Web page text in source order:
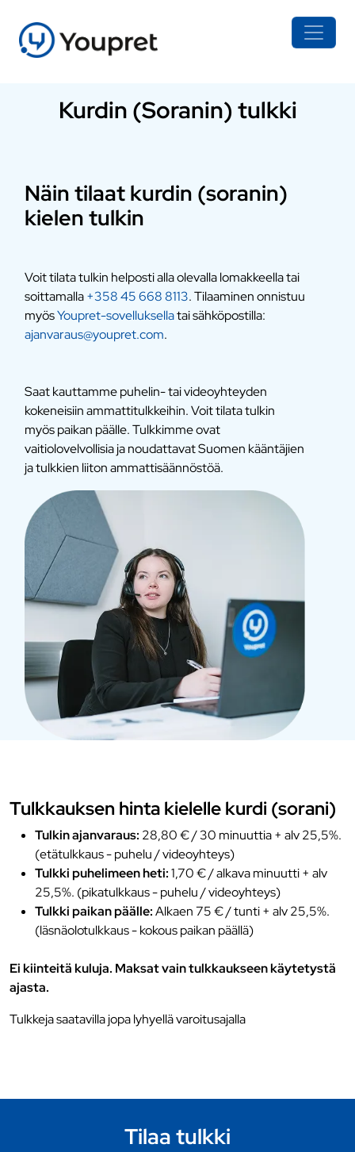
Kurdin (Soranin) tulkki
Näin tilaat kurdin (soranin)
kielen tulkin
Voit tilata tulkin helposti alla olevalla lomakkeella tai
soittamalla+358 45 668 8113. Tilaaminen onnistuu
myösYoupret-sovelluksellatai sähköpostilla:
ajanvaraus@youpret.com.
Saat kauttamme puhelin- tai videoyhteyden
kokeneisiin ammattitulkkeihin. Voit tilata tulkin
myös paikan päälle. Tulkkimme ovat
vaitiolovelvollisia ja noudattavat Suomen kääntäjien
ja tulkkien liiton ammattisäännöstöä.
Tulkkauksen hinta kielelle kurdi (sorani)
Tulkin ajanvaraus: 28,80 € / 30 minuuttia + alv 25,5%.
(etätulkkaus - puhelu / videoyhteys)
Tulkki puhelimeen heti:1,70 € / alkava minuutti + alv
25,5%. (pikatulkkaus - puhelu / videoyhteys)
Tulkki paikan päälle:Alkaen 75 € / tunti + alv 25,5%.
(läsnäolotulkkaus - kokous paikan päällä)
Ei kiinteitä kuluja. Maksat vain tulkkaukseen käytetystä
ajasta.
Tulkkeja saatavilla jopa lyhyellä varoitusajalla
Tilaa tulkki